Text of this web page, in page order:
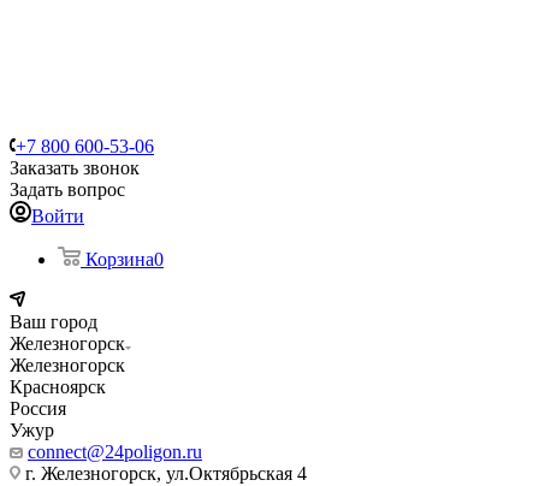
+7 800 600-53-06
Заказать звонок
Задать вопрос
Войти
Корзина0
Ваш город
Железногорск
Железногорск
Красноярск
Россия
Ужур
connect@24poligon.ru
г. Железногорск, ул.Октябрьская 4